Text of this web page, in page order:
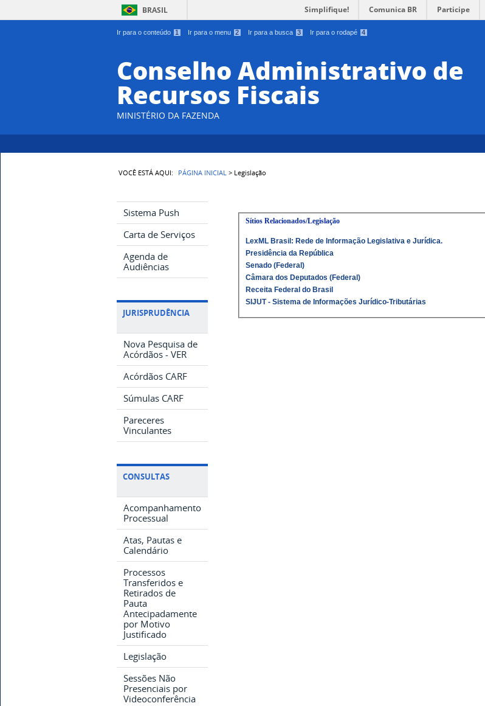
BRASIL Simplifique! Comunica BR Participe
Ir para o conteúdo 1 Ir para o menu 2 Ir para a busca 3 Ir para o rodapé 4
Conselho Administrativo de
Recursos Fiscais
MINISTÉRIO DA FAZENDA
VOCÊ ESTÁ AQUI: PÁGINA INICIAL > Legislação
Sistema Push
Carta de Serviços
Agenda de
Audiências
JURISPRUDÊNCIA
Nova Pesquisa de
Acórdãos - VER
Acórdãos CARF
Súmulas CARF
Pareceres
Vinculantes
CONSULTAS
Acompanhamento
Processual
Atas, Pautas e
Calendário
Processos
Transferidos e
Retirados de
Pauta
Antecipadamente
por Motivo
Justificado
Legislação
Sessões Não
Presenciais por
Videoconferência
Sítios Relacionados/Legislação
LexML Brasil: Rede de Informação Legislativa e Jurídica.
Presidência da República
Senado (Federal)
Câmara dos Deputados (Federal)
Receita Federal do Brasil
SIJUT - Sistema de Informações Jurídico-Tributárias